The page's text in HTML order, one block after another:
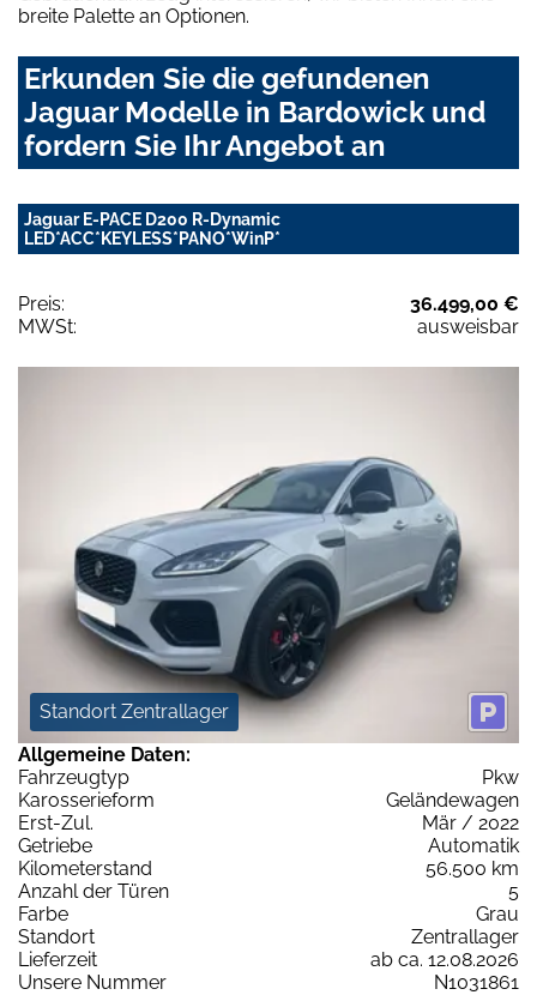
breite Palette an Optionen.
Erkunden Sie die gefundenen
Jaguar Modelle in Bardowick und
fordern Sie Ihr Angebot an
Jaguar E-PACE D200 R-Dynamic
LED*ACC*KEYLESS*PANO*WinP*
Preis:
36.499,00 €
MWSt:
ausweisbar
Standort Zentrallager
Allgemeine Daten:
Fahrzeugtyp
Pkw
Karosserieform
Geländewagen
Erst-Zul.
Mär / 2022
Getriebe
Automatik
Kilometerstand
56.500 km
Anzahl der Türen
5
Farbe
Grau
Standort
Zentrallager
Lieferzeit
ab ca. 12.08.2026
Unsere Nummer
N1031861